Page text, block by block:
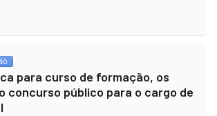
para curso de formação, os
concurso público para o cargo de